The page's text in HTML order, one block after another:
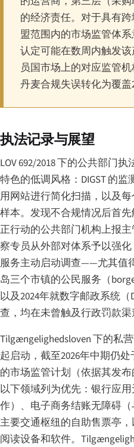
的经济责任。对于具有
盟范围内的市场监管体
认定可能在数周内触发
员国市场上的对应监管
丹麦合规失误转化为覆盖
执法记录与展望
LOV 692/2018 下的公共部门
特色的低调风格：DIGST 的
用网站进行简化扫描，以及
样本。发现不合规情况后首
正行动的公共部门机构上报
察专员从外部对体系予以强
服务主动启动调查——尤其值
岛三个市镇的公民服务（
以及2024年就数字邮政系统（
查，均在未曾触及行政罚款渠
Tilgængelighedsloven 下的私
起启动，截至2026年中期仍
的市场监管计划（依据其发布
以下领域列为优先：银行应
作）、电子商务结账无障碍（
主要交通枢纽的自助售票亭
阅读设备和软件。